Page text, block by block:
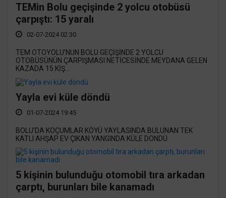
TEMin Bolu geçişinde 2 yolcu otobüsü
çarpıştı: 15 yaralı
02-07-2024 02:30
TEM OTOYOLU’NUN BOLU GEÇİŞİNDE 2 YOLCU
OTOBÜSÜNÜN ÇARPIŞMASI NETİCESİNDE MEYDANA GELEN
KAZADA 15 KİŞ...
Yayla evi küle döndü
01-07-2024 19:45
BOLU’DA KOÇUMLAR KÖYÜ YAYLASINDA BULUNAN TEK
KATLI AHŞAP EV ÇIKAN YANGINDA KÜLE DÖNDÜ.
5 kişinin bulunduğu otomobil tıra arkadan
çarptı, burunları bile kanamadı